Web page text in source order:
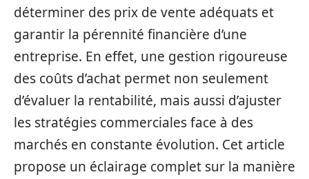
déterminer des prix de vente adéquats et
garantir la pérennité financière d’une
entreprise. En effet, une gestion rigoureuse
des coûts d’achat permet non seulement
d’évaluer la rentabilité, mais aussi d’ajuster
les stratégies commerciales face à des
marchés en constante évolution. Cet article
propose un éclairage complet sur la manière